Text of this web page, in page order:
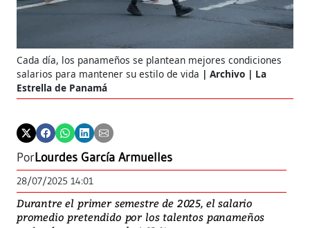
Cada día, los panameños se plantean mejores condiciones
salarios para mantener su estilo de vida
Archivo | La
Estrella de Panamá
PorLourdes García Armuelles
28/07/2025 14:01
Durantre el primer semestre de 2025, el salario
promedio pretendido por los talentos panameños